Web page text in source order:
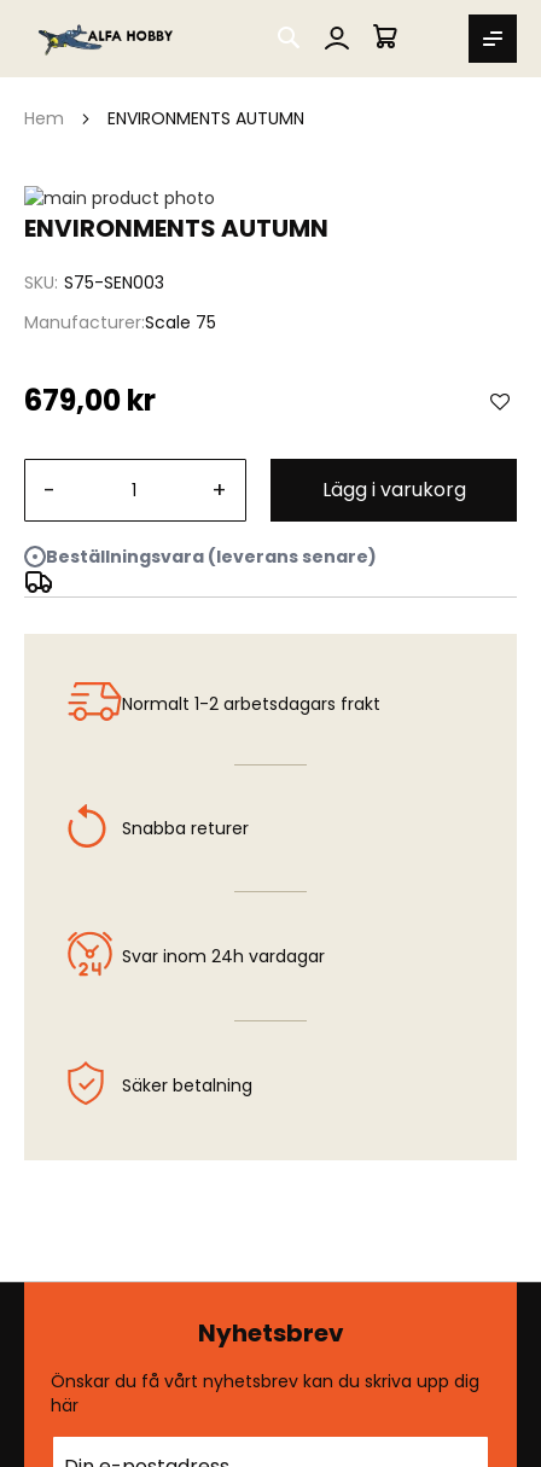
SEARCH
MIN VARUKORG
Hem ENVIRONMENTS AUTUMN
ENVIRONMENTS AUTUMN
SKU S75-SEN003
ManufacturerScale 75
679,00 kr
- + Lägg i varukorg
Beställningsvara (leverans senare)
Hoppa
till
bildgalleriet
Hoppa
början
av
bildgalleriet
Normalt 1-2 arbetsdagars frakt
Snabba returer
Svar inom 24h vardagar
Säker betalning
Nyhetsbrev
Önskar du få vårt nyhetsbrev kan du skriva upp dig
här